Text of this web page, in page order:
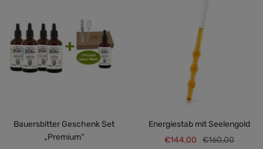
Bauersbitter Geschenk Set
„Premium“
Energiestab mit Seelengold
Angebotspreis
€144,00 Regulärer
€160,00